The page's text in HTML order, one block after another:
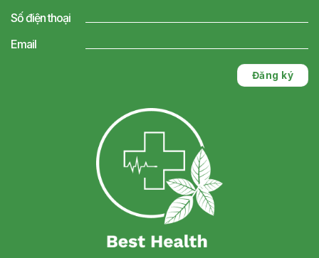
Số điện thoại
Email